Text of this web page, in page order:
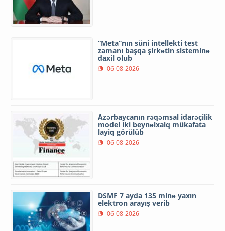
“Meta”nın süni intellekti test
zamanı başqa şirkətin sisteminə
daxil olub
06-08-2026
Azərbaycanın rəqəmsal idarəçilik
model iki beynəlxalq mükafata
layiq görülüb
06-08-2026
DSMF 7 ayda 135 minə yaxın
elektron arayış verib
06-08-2026